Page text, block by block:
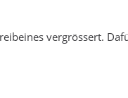
vergrössert.